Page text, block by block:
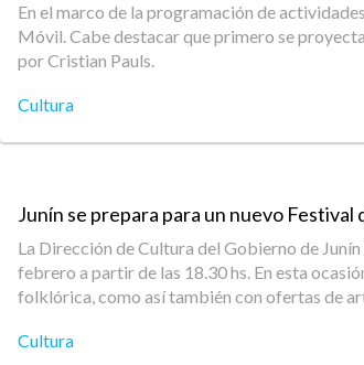
En el marco de la programación de
Móvil. Cabe destacar que primero se
por Cristian Pauls.
Cultura
Junín se prepara para un nuevo Festival
La Dirección de Cultura del Gobierno de
febrero a partir de las 18.30 hs. En esta
folklórica, como así también con ofertas de
Cultura